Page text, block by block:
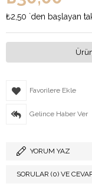
₺2,50 `den başlayan
Favorilere Ekle
Gelince Haber Ver
YORUM YAZ
SORULAR (0) VE